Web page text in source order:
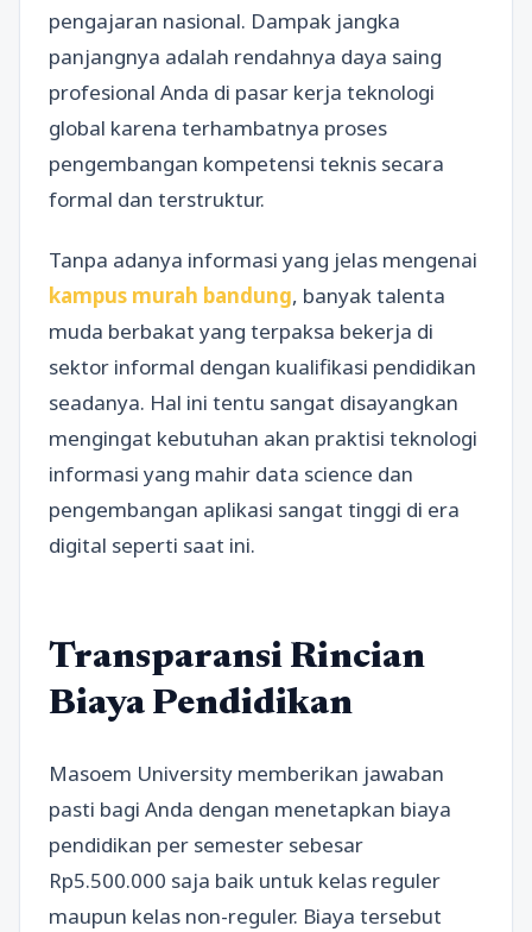
pengajaran nasional. Dampak jangka
panjangnya adalah rendahnya daya saing
profesional Anda di pasar kerja teknologi
global karena terhambatnya proses
pengembangan kompetensi teknis secara
formal dan terstruktur.
Tanpa adanya informasi yang jelas mengenai
kampus murah bandung, banyak talenta
muda berbakat yang terpaksa bekerja di
sektor informal dengan kualifikasi pendidikan
seadanya. Hal ini tentu sangat disayangkan
mengingat kebutuhan akan praktisi teknologi
informasi yang mahir data science dan
pengembangan aplikasi sangat tinggi di era
digital seperti saat ini.
Transparansi Rincian
Biaya Pendidikan
Masoem University memberikan jawaban
pasti bagi Anda dengan menetapkan biaya
pendidikan per semester sebesar
Rp5.500.000 saja baik untuk kelas reguler
maupun kelas non-reguler. Biaya tersebut